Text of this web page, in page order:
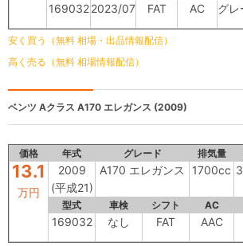
169032 2023/07 FAT AC グレ
安く買う（無料 相場・出品情報配信）
高く売る（無料 相場情報配信）
ベンツ Aクラス A170 エレガンス (2009)
価格 年式 グレード 排気量
13.1
万円
2009
(平成21)
A170 エレガンス 1700cc
型式 車検 シフト AC
169032 なし FAT AAC